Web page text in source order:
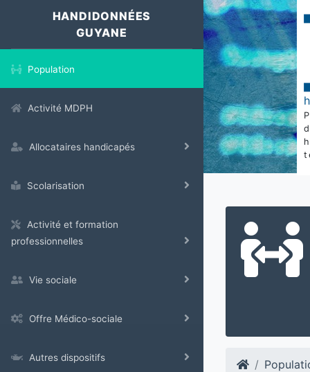
HANDIDONNÉES
GUYANE
Population
Activité MDPH
Allocataires handicapés
Scolarisation
Activité et formation
professionnelles
Vie sociale
Offre Médico-sociale
Autres dispositifs